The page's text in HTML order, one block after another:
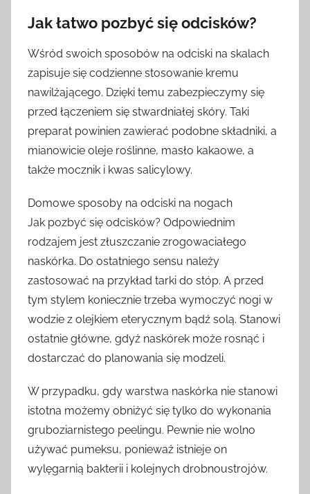
Jak łatwo pozbyć się odcisków?
Wśród swoich sposobów na odciski na skalach
zapisuje się codzienne stosowanie kremu
nawilżającego. Dzięki temu zabezpieczymy się
przed łączeniem się stwardniałej skóry. Taki
preparat powinien zawierać podobne składniki, a
mianowicie oleje roślinne, masło kakaowe, a
także mocznik i kwas salicylowy.
Domowe sposoby na odciski na nogach
Jak pozbyć się odcisków? Odpowiednim
rodzajem jest złuszczanie zrogowaciałego
naskórka. Do ostatniego sensu należy
zastosować na przykład tarki do stóp. A przed
tym stylem koniecznie trzeba wymoczyć nogi w
wodzie z olejkiem eterycznym bądź solą. Stanowi
ostatnie główne, gdyż naskórek może rosnąć i
dostarczać do planowania się modzeli.
W przypadku, gdy warstwa naskórka nie stanowi
istotna możemy obniżyć się tylko do wykonania
gruboziarnistego peelingu. Pewnie nie wolno
używać pumeksu, ponieważ istnieje on
wylęgarnią bakterii i kolejnych drobnoustrojów.